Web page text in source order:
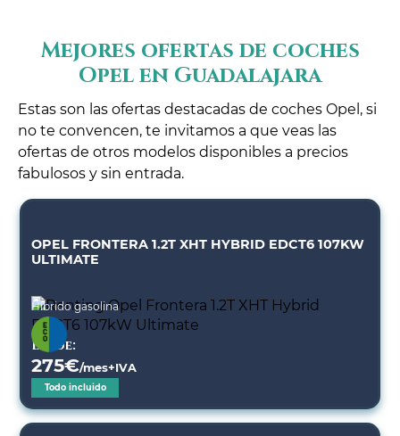
Mejores ofertas de coches
Opel en Guadalajara
Estas son las ofertas destacadas de coches Opel, si
no te convencen, te invitamos a que veas las
ofertas de otros modelos disponibles a precios
fabulosos y sin entrada.
OPEL FRONTERA 1.2T XHT HYBRID EDCT6 107KW
ULTIMATE
Híbrido gasolina
Desde:
275€/mes+IVA
Todo incluido